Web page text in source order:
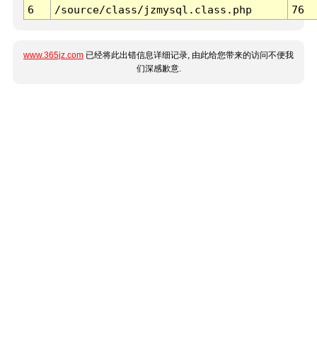
6
/source/class/jzmysql.class.php 76
www.365jz.com 已经将此出错信息详细记录, 由此给您带来的访问不便我
们深感歉意.